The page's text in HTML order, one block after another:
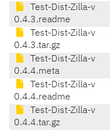
Test-Dist-Zilla-v
0.4.3.readme
Test-Dist-Zilla-v
0.4.3.tar.gz
Test-Dist-Zilla-v
0.4.4.meta
Test-Dist-Zilla-v
0.4.4.readme
Test-Dist-Zilla-v
0.4.4.tar.gz